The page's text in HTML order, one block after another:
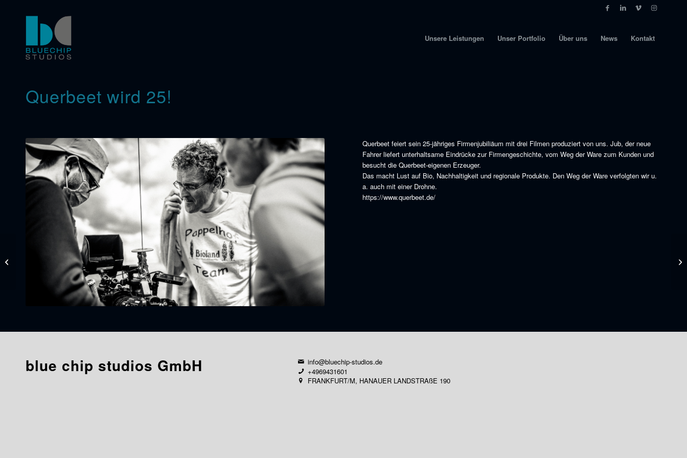
Unsere Leistungen Unser Portfolio Über uns News Kontakt
Querbeet wird 25!
Querbeet feiert sein 25-jähriges Firmenjubiliäum mit drei Filmen produziert von uns. Jub, der neue
Fahrer liefert unterhaltsame Eindrücke zur Firmengeschichte, vom Weg der Ware zum Kunden und
besucht die Querbeet-eigenen Erzeuger.
Das macht Lust auf Bio, Nachhaltigkeit und regionale Produkte. Den Weg der Ware verfolgten wir u.
a. auch mit einer Drohne.
https://www.querbeet.de/
blue chip studios GmbH
info@bluechip-studios.de
+4969431601
FRANKFURT/M, HANAUER LANDSTRAßE 190
bedeutendes Thema in
Sachen Klimawandel